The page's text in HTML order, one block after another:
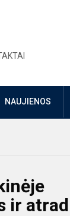
NAUJIENOS
ir